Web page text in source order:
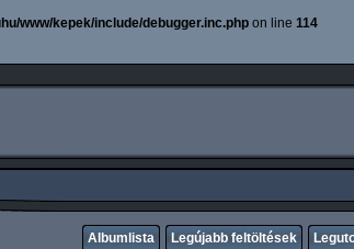
www/kepek/include/debugger.inc.php on line 114
Albumlista Legújabb feltöltések